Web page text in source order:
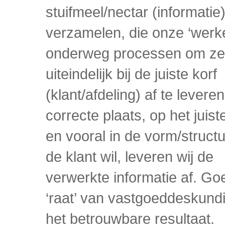
stuifmeel/nectar
verzamelen, die onze
onderweg processen om ze
uiteindelijk bij de juiste korf
(klant/afdeling) af te
correcte plaats, op het
en vooral in de vorm/
de klant wil, leveren wij de
verwerkte informatie af.
‘raat’ van
het betrouwbare resultaat.